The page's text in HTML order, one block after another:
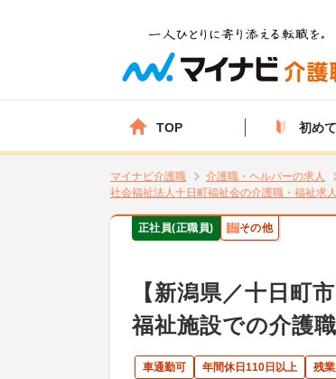
TOP 初め
マイナビ介護職 介護職・ヘルパーの求人
社会福祉法人十日町福祉会の介護職・福祉求
正社員(正職員) その他
【新潟県／十日町
福祉施設での介護
車通勤可 年間休日110日以上 残